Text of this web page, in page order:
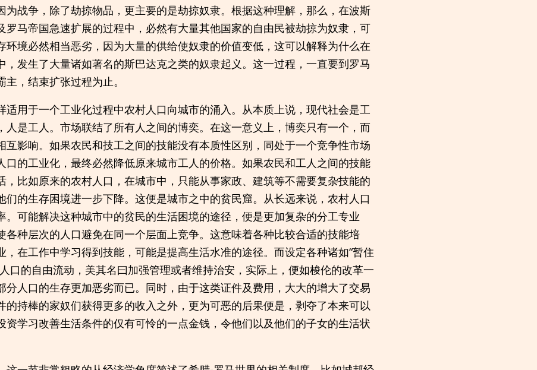
为战争，除了劫掠物品，更主要的是劫掠奴隶。根据这种理解，那么，在波斯
罗马帝国急速扩展的过程中，必然有大量其他国家的自由民被劫掠为奴隶，可
环境必然相当恶劣，因为大量的供给使奴隶的价值变低，这可以解释为什么在
，发生了大量诸如著名的斯巴达克之类的奴隶起义。这一过程，一直要到罗马
，结束扩张过程为止。
适用于一个工业化过程中农村人口向城市的涌入。从本质上说，现代社会是工
人是工人。市场联结了所有人之间的博奕。在这一意义上，博奕只有一个，而
互影响。如果农民和技工之间的技能没有本质性区别，同处于一个竞争性市场
口的工业化，最终必然降低原来城市工人的价格。如果农民和工人之间的技能
，比如原来的农村人口，在城市中，只能从事家政、建筑等不需要复杂技能的
们的生存困境进一步下降。这便是城市之中的贫民窟。从长远来说，农村人口
。可能解决这种城市中的贫民的生活困境的途径，便是更加复杂的分工专业
各种层次的人口避免在同一个层面上竞争。这意味着各种比较合适的技能培
，在工作中学习得到技能，可能是提高生活水准的途径。而设定各种诸如“暂住
口的自由流动，美其名曰加强管理或者维持治安，实际上，便如梭伦的改革一
分人口的生存更加恶劣而已。同时，由于这类证件及费用，大大的增大了交易
的持棒的家奴们获得更多的收入之外，更为可恶的后果便是，剥夺了本来可以
资学习改善生活条件的仅有可怜的一点金钱，令他们以及他们的子女的生活状